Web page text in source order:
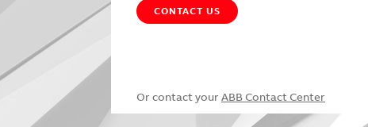
CONTACT US
Or contact your ABB Contact Center